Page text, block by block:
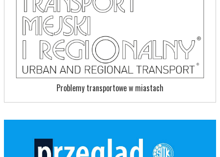
Problemy transportowe w miastach